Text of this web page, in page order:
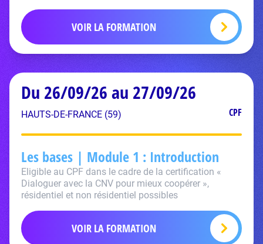
VOIR LA FORMATION
Du 26/09/26 au 27/09/26
HAUTS-DE-FRANCE (59) CPF
Les bases | Module 1 : Introduction
Eligible au CPF dans le cadre de la certification «
Dialoguer avec la CNV pour mieux coopérer »,
résidentiel et non résidentiel possibles
VOIR LA FORMATION